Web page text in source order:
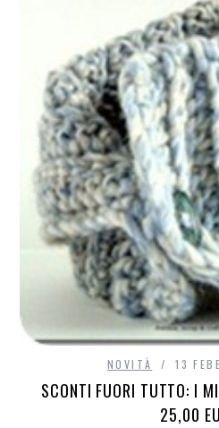
NOVITÀ 13
SCONTI FUORI TUTTO: I
25,00